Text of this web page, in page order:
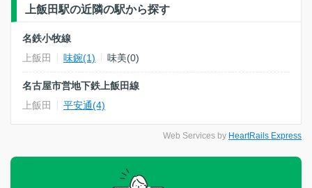
上飯田駅の近隣の駅から探す
名鉄小牧線
上飯田
味鋺(1) 味美(0)
名古屋市営地下鉄上飯田線
上飯田
平安通(4)
Web Services by HeartRails Express